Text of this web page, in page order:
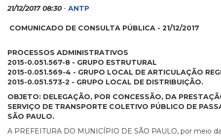
21/12/2017 08:30- ANTP
COMUNICADO DE CONSULTA PÚBLICA - 21/12/2017
PROCESSOS ADMINISTRATIVOS
2015-0.051.567-8 - GRUPO ESTRUTURAL
2015-0.051.569-4 - GRUPO LOCAL DE ARTICULAÇÃO
2015-0.051.573-2 - GRUPO LOCAL DE DISTRIBUIÇÃO.
OBJETO: DELEGAÇÃO, POR CONCESSÃO, DA
SERVIÇO DE TRANSPORTE COLETIVO PÚBLICO DE
SÃO PAULO.
A PREFEITURA DO MUNICÍPIO DE SÃO PAULO, por meio